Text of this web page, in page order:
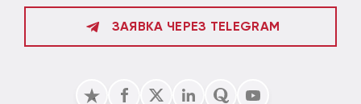
ЗАЯВКА ЧЕРЕЗ TELEGRAM